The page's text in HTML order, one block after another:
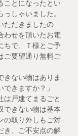
ことになったとい
しゃいました。
ただきましたの
わせを頂いたお電
ちで、Ｔ様とご予
ご要望通り無料ご
きない物はありま
きますか？」
は戸建てまるごと
できない物は基本
の取り外しもご対
き、ご不安点の解